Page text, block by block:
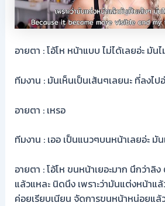
อายตา : โอ้โห หน้าแบบ ไม่ได้เลยอ่ะ มัน
ทีมงาน : มันเห็นเป็นเส้นๆเลยนะ ที่ลงไป
อายตา : เหรอ
ทีมงาน : เออ เป็นแนวๆบนหน้าเลยอ่ะ มั
อายตา : โอ้โห ขนหน้าเยอะมาก นึกว่าลิ
แล้วแหละ นิดนึง เพราะว่ามันแต่งหน้าแ
ค่อยเรียบเนียน จัดการขนหน้าหน่อยแล้